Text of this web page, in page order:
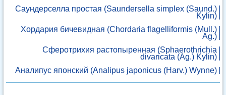
Саундерселла простая (Saundersella simplex (Saund.)
Kylin)
Хордария бичевидная (Chordaria flagelliformis (Mull.)
Ag.)
Сферотрихия растопыренная (Sphaerothrichia
divaricata (Ag.) Kylin)
Аналипус японский (Analipus japonicus (Harv.) Wynne)